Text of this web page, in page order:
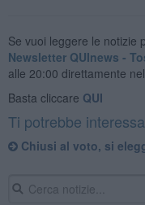
Se vuoi leggere le notizie
Newsletter QUInews -
alle 20:00 direttamente
Basta cliccare QUI
Ti potrebbe
Chiusi al voto, si